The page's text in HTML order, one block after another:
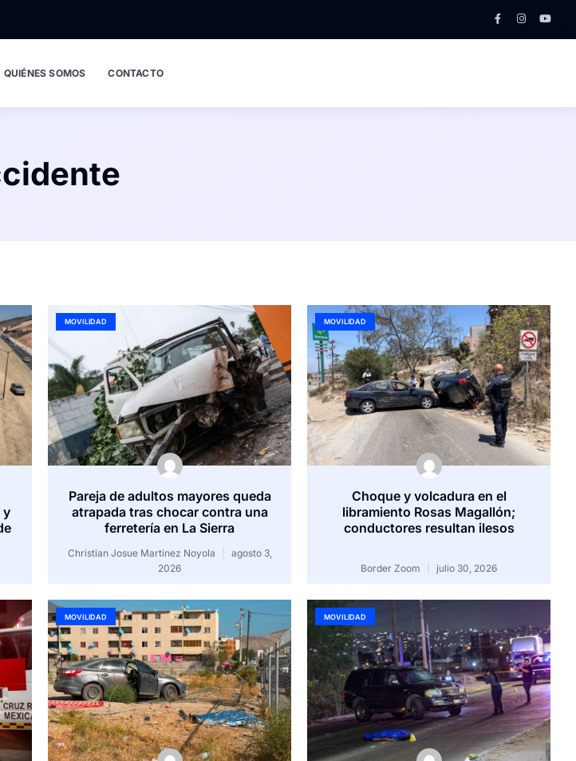
QUIÉNES SOMOS CONTACTO
y
MOVILIDAD
Pareja de adultos mayores queda
atrapada tras chocar contra una
ferretería en La Sierra
Christian Josue Martinez Noyola
agosto 3,
2026
MOVILIDAD
Choque y volcadura en el
libramiento Rosas Magallón;
conductores resultan ilesos
Border Zoom julio 30, 2026
MOVILIDAD MOVILIDAD